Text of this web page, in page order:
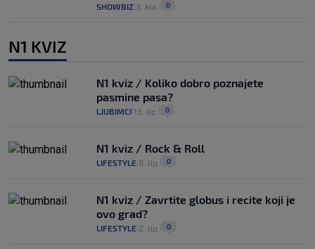
SHOWBIZ 3. kol. 0
N1 KVIZ
N1 kviz / Koliko dobro poznajete
pasmine pasa?
LJUBIMCI 13. lip. 0
N1 kviz / Rock & Roll
LIFESTYLE 8. lip. 0
N1 kviz / Zavrtite globus i recite koji je
ovo grad?
LIFESTYLE 2. lip. 0